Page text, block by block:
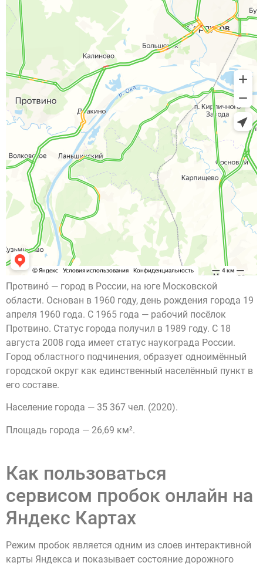
Протвино́ — город в России, на юге Московской
области. Основан в 1960 году, день рождения города 19
апреля 1960 года. С 1965 года — рабочий посёлок
Протвино. Статус города получил в 1989 году. С 18
августа 2008 года имеет статус наукограда России.
Город областного подчинения, образует одноимённый
городской округ как единственный населённый пункт в
его составе.
Население города — 35 367 чел. (2020).
Площадь города — 26,69 км².
Как пользоваться
сервисом пробок онлайн на
Яндекс Картах
Режим пробок является одним из слоев интерактивной
карты Яндекса и показывает состояние дорожного